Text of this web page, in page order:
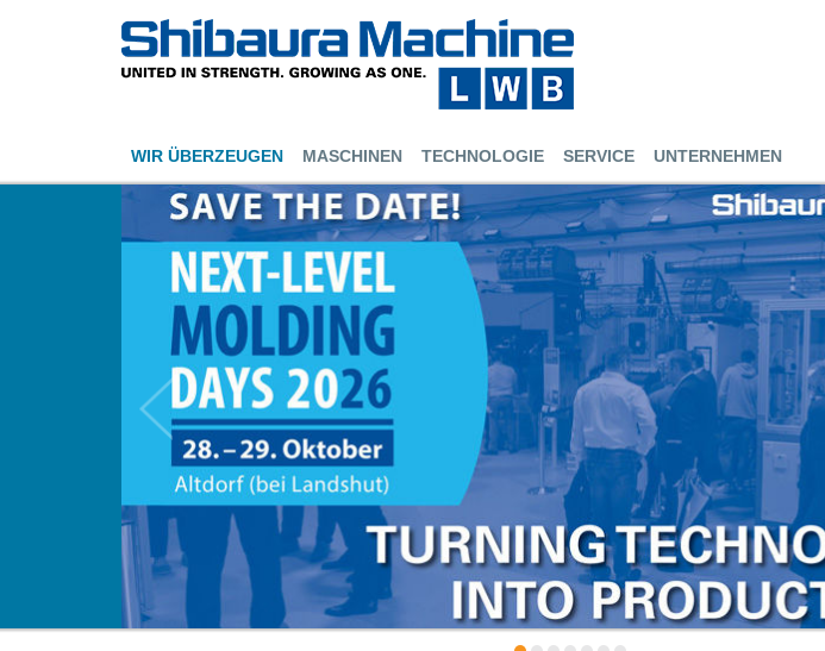
WIR ÜBERZEUGEN MASCHINEN TECHNOLOGIE SERVICE UNTERNEHMEN